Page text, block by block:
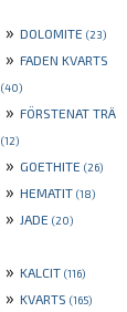
» DOLOMITE (23)
» FADEN KVARTS
(40)
» FÖRSTENAT TRÄ
(12)
» GOETHITE (26)
» HEMATIT (18)
» JADE (20)
» KALCIT (116)
» KVARTS (165)